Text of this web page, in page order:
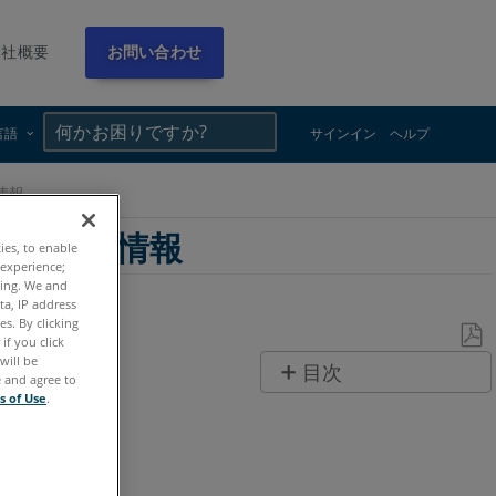
概要 お問い合わせ
語 サインイン ヘルプ
報
400 情報
と
目次
to enable
We and
IP address
By clicking
if you click
be
and agree to
of Use.